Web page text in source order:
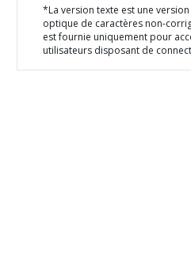
*La version texte est une
optique de caractères non-
est fournie uniquement pour
utilisateurs disposant de